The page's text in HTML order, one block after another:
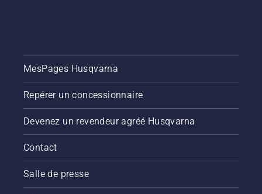
MesPages Husqvarna
Repérer un concessionnaire
Devenez un revendeur agréé Husqvarna
Contact
Salle de presse